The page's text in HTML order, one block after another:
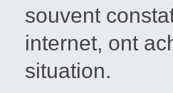
souvent
internet, ont
situation.